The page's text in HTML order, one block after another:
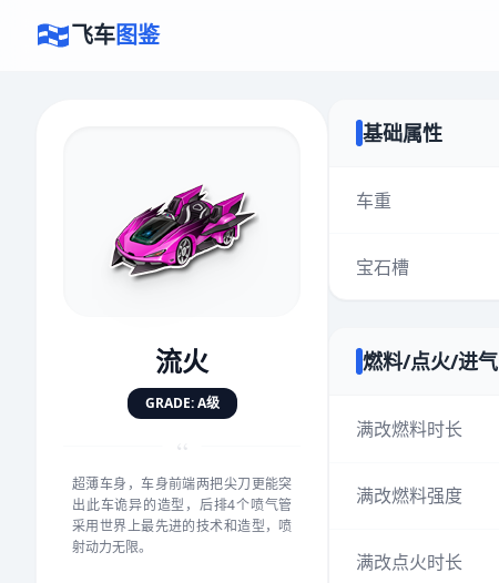
飞车图鉴
流火
GRADE: A级
“
超薄车身，车身前端两把尖刀更能突
出此车诡异的造型，后排4个喷气管
采用世界上最先进的技术和造型，喷
射动力无限。
基础属性
车重
宝石槽
燃料/点火/进气
满改燃料时长
满改燃料强度
满改点火时长
评价赛车
速度 5.0分
对抗
★★★★★★
手感 5.0分
★★★★★★★ ★★